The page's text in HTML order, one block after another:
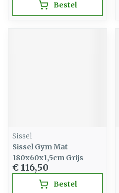
Bestel
Sissel
Sissel Gym Mat
180x60x1,5cm Grijs
€ 116,50
Bestel